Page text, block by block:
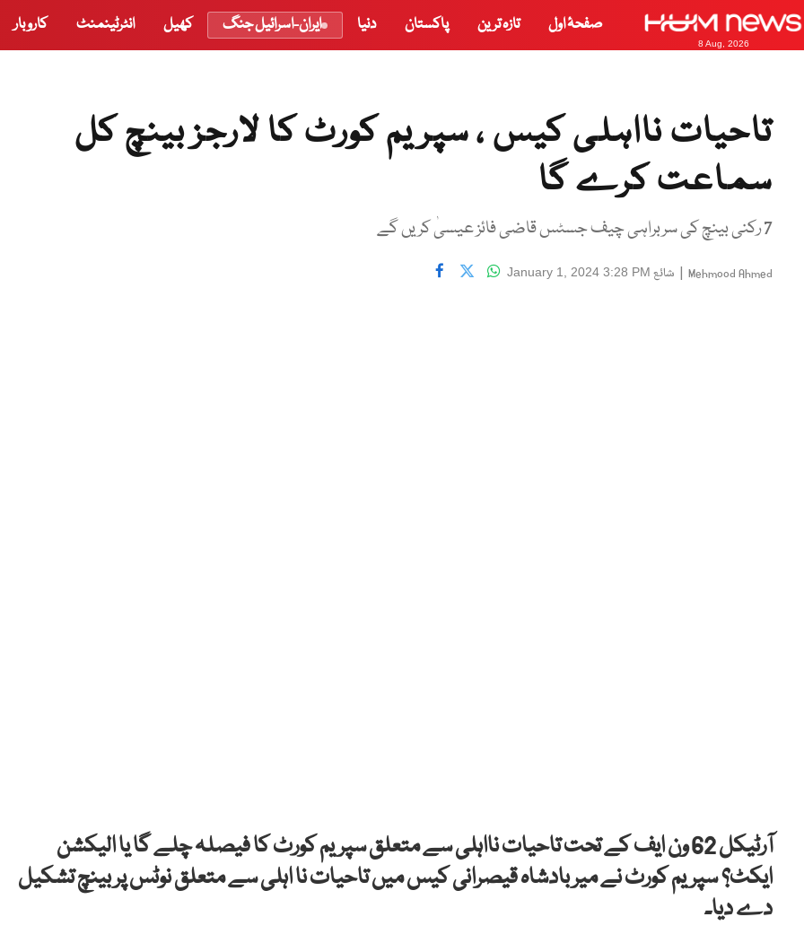
8 Aug, 2026
صفحۂ اول تازہ ترین پاکستان دنیا ایران-اسرائیل جنگ کھیل انٹرٹینمنٹ کاروبار
تاحیات نااہلی کیس ، سپریم کورٹ کا لارجز بینچ کل
سماعت کرے گا
7 رکنی بینچ کی سربراہی چیف جسٹس قاضی فائز عیسیٰ کریں گے
Mehmood Ahmed
| شائع January 1, 2024 3:28 PM
آرٹیکل 62 ون ایف کے تحت تاحیات نااہلی سے متعلق سپریم کورٹ کا فیصلہ چلے گا یا الیکشن
ایکٹ؟ سپریم کورٹ نے میر بادشاہ قیصرانی کیس میں تاحیات نا اہلی سے متعلق نوٹس پر بینچ تشکیل
دے دیا۔